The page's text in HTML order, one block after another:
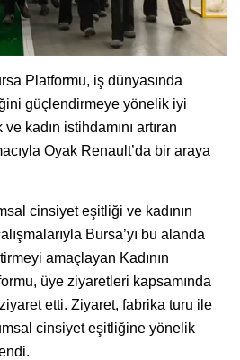
Platformu, iş dünyasında
güçlendirmeye yönelik iyi
kadın istihdamını artıran
Oyak Renault’da bir araya
cinsiyet eşitliği ve kadının
Bursa’yı bu alanda
amaçlayan Kadının
üye ziyaretleri kapsamında
etti. Ziyaret, fabrika turu ile
cinsiyet eşitliğine yönelik